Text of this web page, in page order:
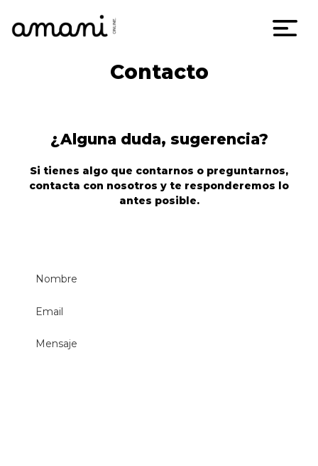
Contacto
¿Alguna duda, sugerencia?
Si tienes algo que contarnos o preguntarnos,
contacta con nosotros y te responderemos lo
antes posible.